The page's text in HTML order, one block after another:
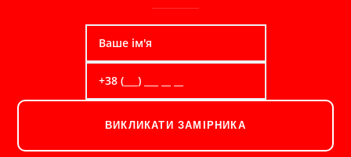
ВИКЛИКАТИ ЗАМІРНИКА